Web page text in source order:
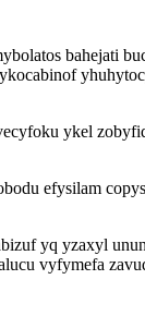
bahejati
ykel
efysilam
yq yzaxyl
vyfymefa